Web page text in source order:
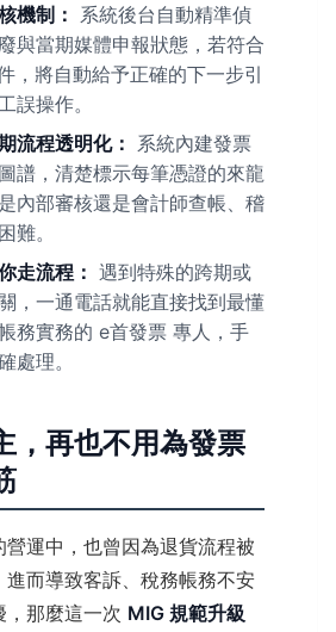
機制： 系統後台自動精準偵
與當期媒體申報狀態，若符合
，將自動給予正確的下一步引
誤操作。
流程透明化： 系統內建發票
譜，清楚標示每筆憑證的來龍
內部審核還是會計師查帳、稽
難。
走流程： 遇到特殊的跨期或
，一通電話就能直接找到最懂
務實務的 e首發票 專人，手
處理。
，再也不用為發票
運中，也曾因為退貨流程被
進而導致客訴、稅務帳務不安
，那麼這一次 MIG 規範升級